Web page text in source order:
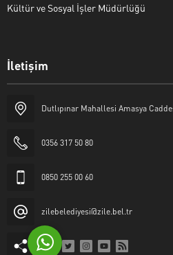
Kültür ve Sosyal İşler Müdürlüğü
İletişim
Dutlıpınar Mahallesi Amasya
0356 317 50 80
0850 255 00 60
zilebelediyesi@zile.bel.tr